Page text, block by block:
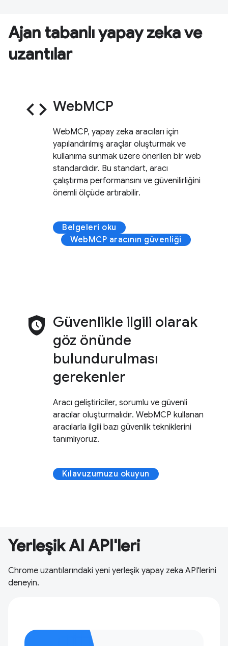
Ajan tabanlı yapay zeka ve
uzantılar
code WebMCP
WebMCP, yapay zeka aracıları için
yapılandırılmış araçlar oluşturmak ve
kullanıma sunmak üzere önerilen bir web
standardıdır. Bu standart, aracı
çalıştırma performansını ve güvenilirliğini
önemli ölçüde artırabilir.
Belgeleri oku
WebMCP aracının güvenliği
safety_check Güvenlikle ilgili olarak
göz önünde
bulundurulması
gerekenler
Aracı geliştiriciler, sorumlu ve güvenli
aracılar oluşturmalıdır. WebMCP kullanan
aracılarla ilgili bazı güvenlik tekniklerini
tanımlıyoruz.
Kılavuzumuzu okuyun
Yerleşik AI API'leri
Chrome uzantılarındaki yeni yerleşik yapay zeka API'lerini
deneyin.